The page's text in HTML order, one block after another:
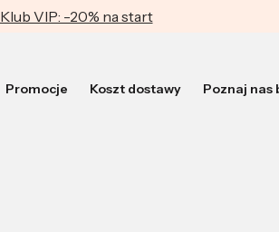
Klub VIP: -20% na start
Promocje Koszt dostawy Poznaj nas